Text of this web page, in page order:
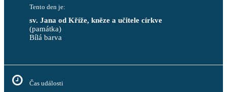
Tento den je:
sv. Jana od Kříže, kněze a učitele církve
(památka)
Bílá barva
Čas události